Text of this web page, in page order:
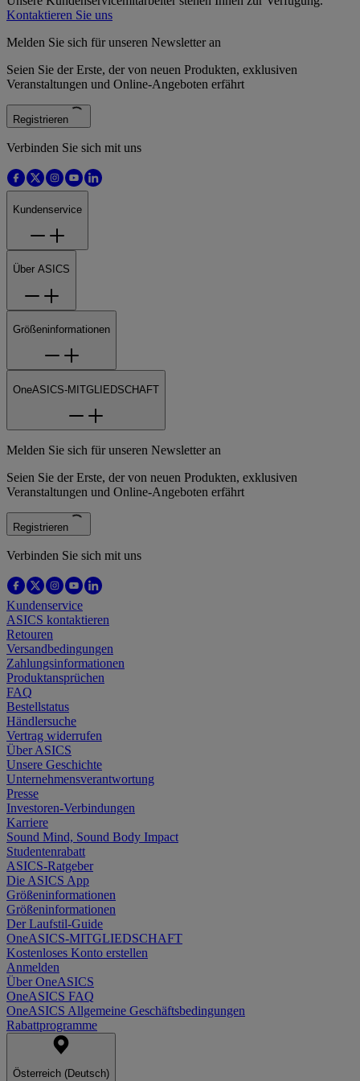
Kontaktieren Sie uns
Melden Sie sich für unseren Newsletter an
Seien Sie der Erste, der von neuen Produkten, exklusiven
Veranstaltungen und Online-Angeboten erfährt
Registrieren
Verbinden Sie sich mit uns
Kundenservice
Über ASICS
Größeninformationen
OneASICS-MITGLIEDSCHAFT
Melden Sie sich für unseren Newsletter an
Seien Sie der Erste, der von neuen Produkten, exklusiven
Veranstaltungen und Online-Angeboten erfährt
Registrieren
Verbinden Sie sich mit uns
Kundenservice
ASICS kontaktieren
Retouren
Versandbedingungen
Zahlungsinformationen
Produktansprüchen
FAQ
Bestellstatus
Händlersuche
Vertrag widerrufen
Über ASICS
Unsere Geschichte
Unternehmensverantwortung
Presse
Investoren-Verbindungen
Karriere
Sound Mind, Sound Body Impact
Studentenrabatt
ASICS-Ratgeber
Die ASICS App
Größeninformationen
Größeninformationen
Der Laufstil-Guide
OneASICS-MITGLIEDSCHAFT
Kostenloses Konto erstellen
Anmelden
Über OneASICS
OneASICS FAQ
OneASICS Allgemeine Geschäftsbedingungen
Rabattprogramme
Österreich (Deutsch)